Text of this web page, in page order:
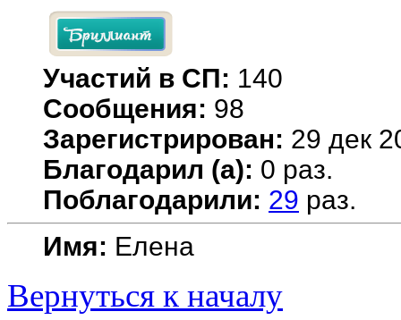
Участий в СП: 140
Сообщения: 98
Зарегистрирован: 29 дек
Благодарил (а): 0 раз.
Поблагодарили: 29 раз.
Имя: Елена
Вернуться к началу